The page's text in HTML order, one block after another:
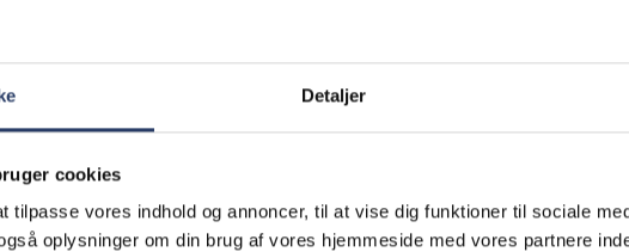
Detaljer
cookies
tilpasse vores indhold og annoncer, til at vise dig funktioner til sociale
oplysninger om din brug af vores hjemmeside med vores partnere
på lager
LÆG I KURV
Vandhårdhed 20 dH
+1 på lager
LÆG I KURV